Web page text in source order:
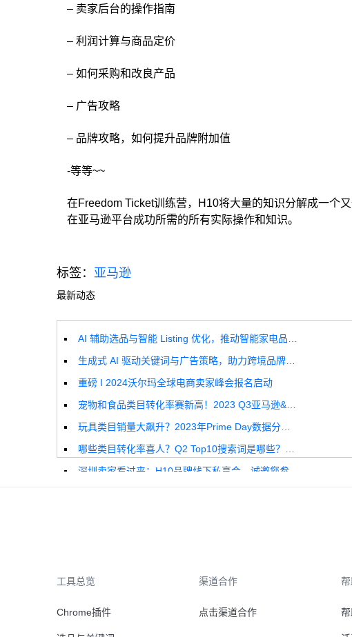
– 卖家后台的操作指南
– 利润计算与商品定价
– 如何采购和改良产品
– 广告攻略
– 品牌攻略，如何提升品牌附加值
-等等~~
在Freedom Ticket训练营，H10将大量的知识分解成一个
在亚马逊平台成功所需的所有实际操作和知识。
标签： 亚马逊
最新动态
重磅 I 2024沃尔玛全球电商卖家峰会报名启动
工具总览
Chrome插件
渠道合作
点击渠道合作